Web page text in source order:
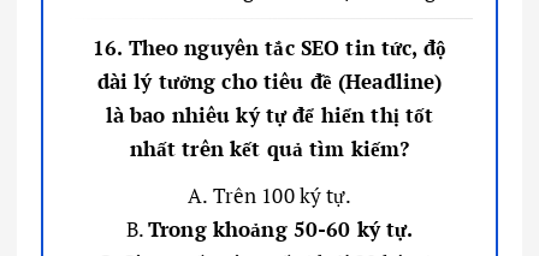
16. Theo nguyên tắc SEO tin tức, độ
dài lý tưởng cho tiêu đề (Headline)
là bao nhiêu ký tự để hiển thị tốt
nhất trên kết quả tìm kiếm?
A. Trên 100 ký tự.
B.Trong khoảng 50-60 ký tự.